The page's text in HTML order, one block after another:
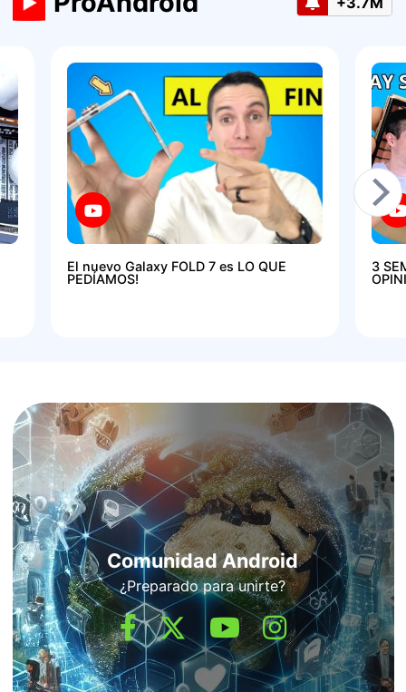
El nuevo Galaxy FOLD 7 es LO QUE
PEDÍAMOS!
3
Comunidad Android
¿Preparado para unirte?